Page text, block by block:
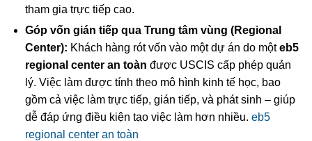
tham gia trực tiếp cao.
Góp vốn gián tiếp qua Trung tâm vùng (Regional
Center): Khách hàng rót vốn vào một dự án do mộteb5
regional center an toàn được USCIS cấp phép quản
lý. Việc làm được tính theo mô hình kinh tế học, bao
gồm cả việc làm trực tiếp, gián tiếp, và phát sinh – giúp
dễ đáp ứng điều kiện tạo việc làm hơn nhiều. eb5
regional center an toàn